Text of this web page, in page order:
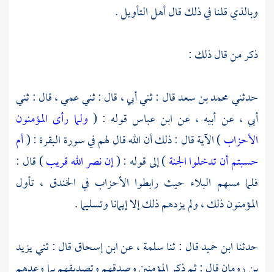
وبالذي قلنا في ذلك قال أهل التأويل .
ذكر من قال ذلك :
حدثنيمحمد بن سعدقال : ثني أبي ، قال : ثني عمي ، قال : ثني
أبي ، عن أبيه ، عن ابن عباس قوله : ( ولما رأى المؤمنون
الأحزاب) الآية قال : ذلك أن الله قال لهم في سورة البقرة : (أم
حسبتم أن تدخلوا الجنة) إلى قوله : (إن نصر الله قريب) قال :
فلما مسهم البلاء حيث رابطوا الأحزاب في الخندق ، تأول
المؤمنون ذلك ، ولم يزدهم ذلك إلا إيمانا وتسليما .
حدثناابن حميدقال : ثناسلمة ،عنابن إسحاققال : ثنييزيد